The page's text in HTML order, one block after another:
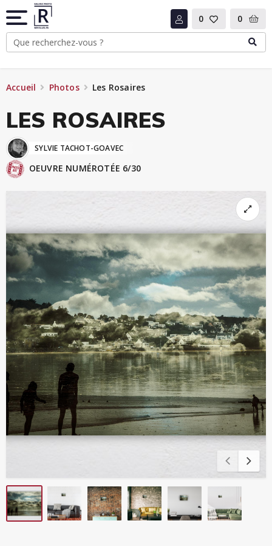
0 0
Accueil Photos Les Rosaires
LES ROSAIRES
SYLVIE TACHOT-GOAVEC
OEUVRE NUMÉROTÉE 6/30